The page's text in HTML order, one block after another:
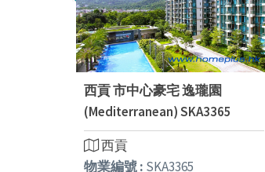
西貢 市中心豪宅 逸瓏園
(Mediterranean) SKA3365
西貢
物業編號 : SKA3365